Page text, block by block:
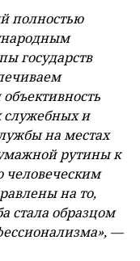
полностью
государств
и
на местах
рутины к
человеческим
на то,
стала образцом
—